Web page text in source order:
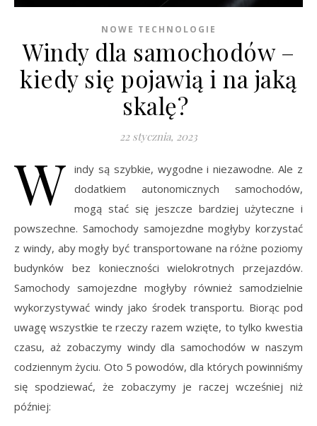
NOWE TECHNOLOGIE
Windy dla samochodów –
kiedy się pojawią i na jaką
skalę?
22 stycznia, 2023
W indy są szybkie, wygodne i niezawodne. Ale z
dodatkiem autonomicznych samochodów,
mogą stać się jeszcze bardziej użyteczne i
powszechne. Samochody samojezdne mogłyby korzystać
z windy, aby mogły być transportowane na różne poziomy
budynków bez konieczności wielokrotnych przejazdów.
Samochody samojezdne mogłyby również samodzielnie
wykorzystywać windy jako środek transportu. Biorąc pod
uwagę wszystkie te rzeczy razem wzięte, to tylko kwestia
czasu, aż zobaczymy windy dla samochodów w naszym
codziennym życiu. Oto 5 powodów, dla których powinniśmy
się spodziewać, że zobaczymy je raczej wcześniej niż
później: